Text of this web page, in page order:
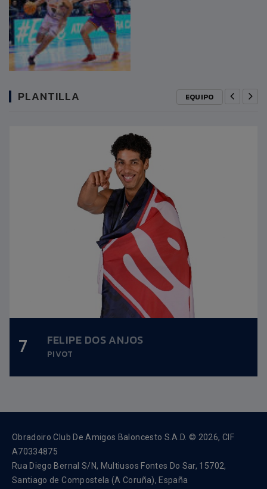
PLANTILLA EQUIPO
9 OLLE LUNDQVIST
BASE
Altura: 1,99m.
Data nacemento:
Obradoiro Club De Amigos Baloncesto S.A.D. © 2026, CIF
A70334875
Rua Diego Bernal S/N, Multiusos Fontes Do Sar, 15702,
Santiago de Compostela (A Coruña), España